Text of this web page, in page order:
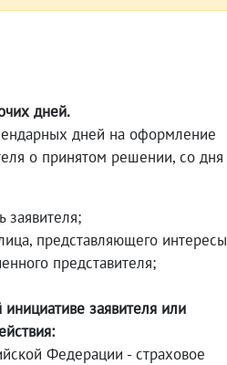
дней.
дней на оформление
о принятом решении, со дня
заявителя;
представляющего интересы
представителя;
заявителя или
Федерации - страховое